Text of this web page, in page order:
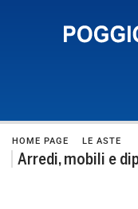
HOME PAGE LE ASTE
Arredi, mobili e